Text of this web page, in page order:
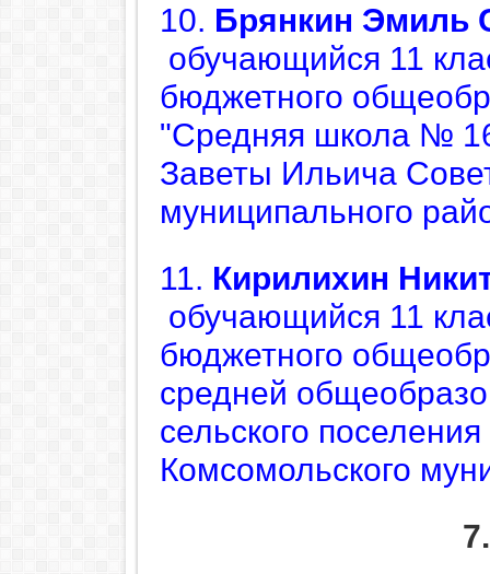
10. Брянкин Эмиль
обучающийся 11
бюджетного
"Средняя школа №
Заветы Ильича
муниципального
11. Кирилихин
обучающийся 11
бюджетного
средней
сельского
Комсомольского